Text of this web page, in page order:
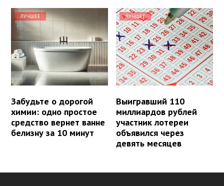
ЛУЧШЕЕ
Забудьте о дорогой
химии: одно простое
средство вернет ванне
белизну за 10 минут
ЛУЧШЕЕ
Выигравший 110
миллиардов рублей
участник лотереи
объявился через
девять месяцев